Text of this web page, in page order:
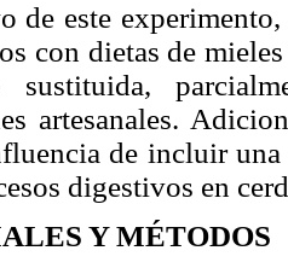
de este
con dietas de
sustituida,
artesanales.
de incluir
digestivos en
Y MÉTODOS